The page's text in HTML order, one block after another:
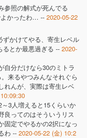
参照の解式が死んでる
よかったわ… -- 2020-05-22
かけてやる、寄生レベル
るとか最悪過ぎる -- 2020-
自分だけなら30のミトラ
来るやつみんなそれぐら
れんが、実際は寄生レベ
3人増えると15くらいか
良ってのはそういうリス
固定でやるかの2択になっ
わ -- 2020-05-22 (金) 10:2